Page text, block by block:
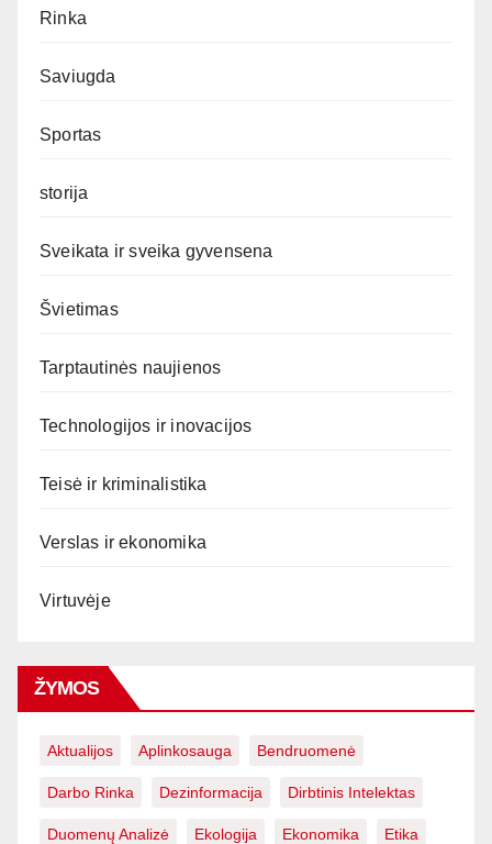
Rinka
Saviugda
Sportas
storija
Sveikata ir sveika gyvensena
Švietimas
Tarptautinės naujienos
Technologijos ir inovacijos
Teisė ir kriminalistika
Verslas ir ekonomika
Virtuvėje
ŽYMOS
Aktualijos Aplinkosauga Bendruomenė
Darbo Rinka Dezinformacija Dirbtinis Intelektas
Duomenų Analizė Ekologija Ekonomika Etika